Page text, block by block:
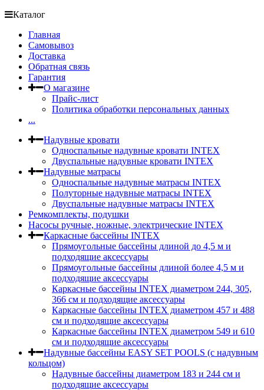
Каталог
Главная
Самовывоз
Доставка
Обратная связь
Гарантия
О магазине
Прайс-лист
Политика обработки персональных данных
...
Надувные кровати
Односпальные надувные кровати INTEX
Двуспальные надувные кровати INTEX
Надувные матрасы
Односпальные надувные матрасы INTEX
Полуторные надувные матрасы INTEX
Двуспальные надувные матрасы INTEX
Ремкомплекты, подушки
Насосы ручные, ножные, электрические INTEX
Каркасные бассейны INTEX
Прямоугольные бассейны длиной до 4,5 м и
подходящие аксессуары
Прямоугольные бассейны длиной более 4,5 м и
подходящие аксессуары
Каркасные бассейны INTEX диаметром 244, 305,
366 см и подходящие аксессуары
Каркасные бассейны INTEX диаметром 457 и 488
cм и подходящие аксессуары
Каркасные бассейны INTEX диаметром 549 и 610
см и подходящие аксессуары
Надувные бассейны EASY SET POOLS (с надувным
кольцом)
Надувные бассейны диаметром 183 и 244 см и
подходящие аксессуары